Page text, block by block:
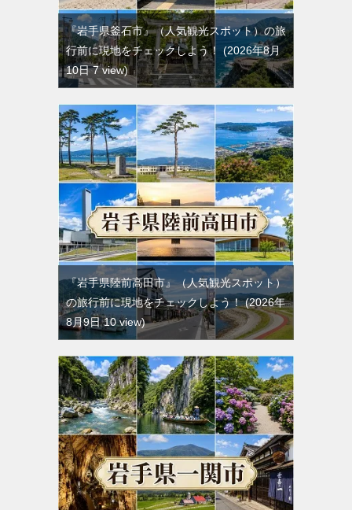
『岩手県釜石市』（人気観光スポット）の旅
行前に現地をチェックしよう！
2026年8月
10日 7 view
『岩手県陸前高田市』（人気観光スポット）
の旅行前に現地をチェックしよう！ 2026年
8月9日 10 view